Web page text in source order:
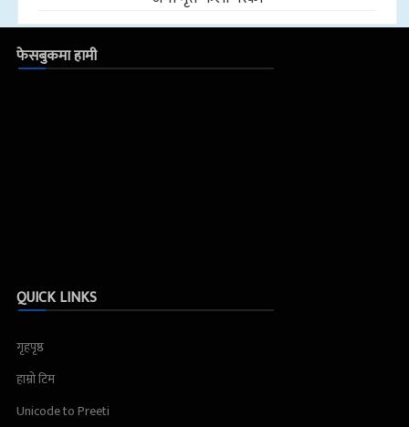
फेसबुकमा हामी
QUICK LINKS
गृहपृष्ठ
हाम्रो टिम
Unicode to Preeti